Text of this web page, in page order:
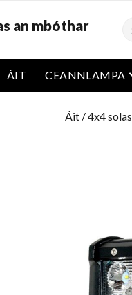
an mbóthar
ÁIT CEANNLAMPA
Áit /4x4